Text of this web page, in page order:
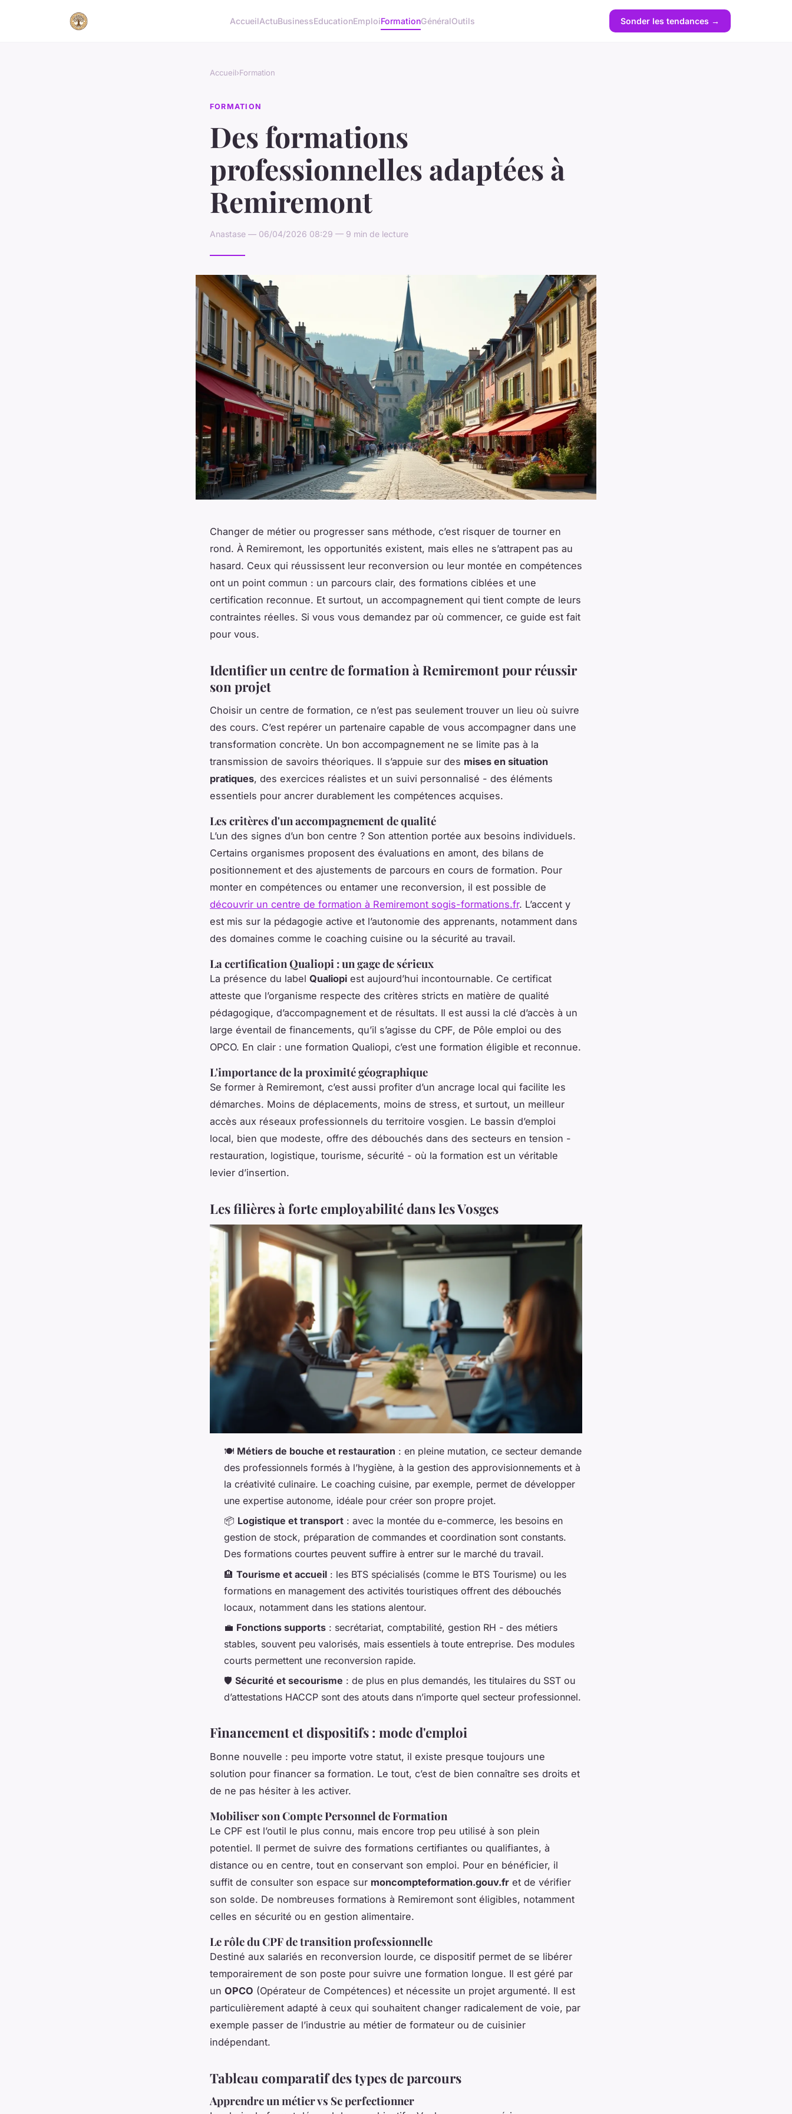
AccueilActuBusinessEducationEmploiFormationGénéralOutils Sonder les tendances →
Accueil›Formation
FORMATION
Des formations
professionnelles adaptées à
Remiremont
Anastase — 06/04/2026 08:29 — 9 min de lecture
Changer de métier ou progresser sans méthode, c’est risquer de tourner en
rond. À Remiremont, les opportunités existent, mais elles ne s’attrapent pas au
hasard. Ceux qui réussissent leur reconversion ou leur montée en compétences
ont un point commun : un parcours clair, des formations ciblées et une
certification reconnue. Et surtout, un accompagnement qui tient compte de leurs
contraintes réelles. Si vous vous demandez par où commencer, ce guide est fait
pour vous.
Identifier un centre de formation à Remiremont pour réussir
son projet
Choisir un centre de formation, ce n’est pas seulement trouver un lieu où suivre
des cours. C’est repérer un partenaire capable de vous accompagner dans une
transformation concrète. Un bon accompagnement ne se limite pas à la
transmission de savoirs théoriques. Il s’appuie sur des mises en situation
pratiques, des exercices réalistes et un suivi personnalisé - des éléments
essentiels pour ancrer durablement les compétences acquises.
Les critères d'un accompagnement de qualité
L’un des signes d’un bon centre ? Son attention portée aux besoins individuels.
Certains organismes proposent des évaluations en amont, des bilans de
positionnement et des ajustements de parcours en cours de formation. Pour
monter en compétences ou entamer une reconversion, il est possible de
découvrir un centre de formation à Remiremont sogis-formations.fr. L’accent y
est mis sur la pédagogie active et l’autonomie des apprenants, notamment dans
des domaines comme le coaching cuisine ou la sécurité au travail.
La certification Qualiopi : un gage de sérieux
La présence du label Qualiopi est aujourd’hui incontournable. Ce certificat
atteste que l’organisme respecte des critères stricts en matière de qualité
pédagogique, d’accompagnement et de résultats. Il est aussi la clé d’accès à un
large éventail de financements, qu’il s’agisse du CPF, de Pôle emploi ou des
OPCO. En clair : une formation Qualiopi, c’est une formation éligible et reconnue.
L'importance de la proximité géographique
Se former à Remiremont, c’est aussi profiter d’un ancrage local qui facilite les
démarches. Moins de déplacements, moins de stress, et surtout, un meilleur
accès aux réseaux professionnels du territoire vosgien. Le bassin d’emploi
local, bien que modeste, offre des débouchés dans des secteurs en tension -
restauration, logistique, tourisme, sécurité - où la formation est un véritable
levier d’insertion.
Les filières à forte employabilité dans les Vosges
🍽️ Métiers de bouche et restauration : en pleine mutation, ce secteur demande
des professionnels formés à l’hygiène, à la gestion des approvisionnements et à
la créativité culinaire. Le coaching cuisine, par exemple, permet de développer
une expertise autonome, idéale pour créer son propre projet.
📦 Logistique et transport : avec la montée du e-commerce, les besoins en
gestion de stock, préparation de commandes et coordination sont constants.
Des formations courtes peuvent suffire à entrer sur le marché du travail.
🏨 Tourisme et accueil : les BTS spécialisés (comme le BTS Tourisme) ou les
formations en management des activités touristiques offrent des débouchés
locaux, notamment dans les stations alentour.
💼 Fonctions supports : secrétariat, comptabilité, gestion RH - des métiers
stables, souvent peu valorisés, mais essentiels à toute entreprise. Des modules
courts permettent une reconversion rapide.
🛡️ Sécurité et secourisme : de plus en plus demandés, les titulaires du SST ou
d’attestations HACCP sont des atouts dans n’importe quel secteur professionnel.
Financement et dispositifs : mode d'emploi
Bonne nouvelle : peu importe votre statut, il existe presque toujours une
solution pour financer sa formation. Le tout, c’est de bien connaître ses droits et
de ne pas hésiter à les activer.
Mobiliser son Compte Personnel de Formation
Le CPF est l’outil le plus connu, mais encore trop peu utilisé à son plein
potentiel. Il permet de suivre des formations certifiantes ou qualifiantes, à
distance ou en centre, tout en conservant son emploi. Pour en bénéficier, il
suffit de consulter son espace sur moncompteformation.gouv.fr et de vérifier
son solde. De nombreuses formations à Remiremont sont éligibles, notamment
celles en sécurité ou en gestion alimentaire.
Le rôle du CPF de transition professionnelle
Destiné aux salariés en reconversion lourde, ce dispositif permet de se libérer
temporairement de son poste pour suivre une formation longue. Il est géré par
un OPCO (Opérateur de Compétences) et nécessite un projet argumenté. Il est
particulièrement adapté à ceux qui souhaitent changer radicalement de voie, par
exemple passer de l’industrie au métier de formateur ou de cuisinier
indépendant.
Tableau comparatif des types de parcours
Apprendre un métier vs Se perfectionner